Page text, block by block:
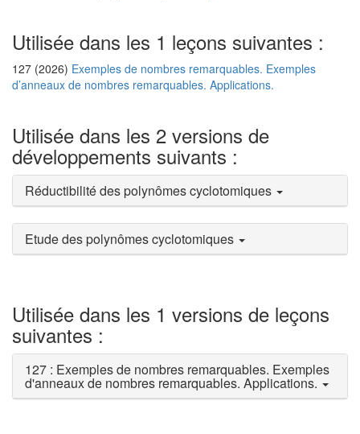
Utilisée dans les 1 leçons suivantes :
127 (2026) Exemples de nombres remarquables. Exemples
d’anneaux de nombres remarquables. Applications.
Utilisée dans les 2 versions de
développements suivants :
Réductibilité des polynômes cyclotomiques
Etude des polynômes cyclotomiques
Utilisée dans les 1 versions de leçons
suivantes :
127 : Exemples de nombres remarquables. Exemples
d'anneaux de nombres remarquables. Applications.